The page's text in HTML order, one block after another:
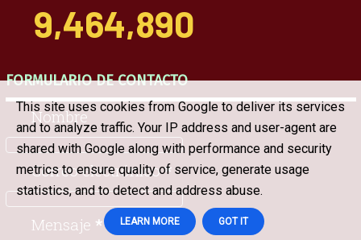
9,464,890
FORMULARIO DE CONTACTO
Nombre
Correo electrónico*
Mensaje *
This site uses cookies from Google to deliver its services
and to analyze traffic. Your IP address and user-agent are
shared with Google along with performance and security
metrics to ensure quality of service, generate usage
statistics, and to detect and address abuse.
LEARN MORE GOT IT